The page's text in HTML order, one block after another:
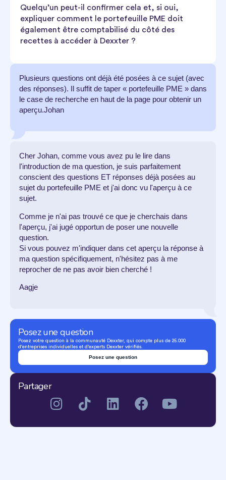
Quelqu’un peut-il confirmer cela et, si oui,
expliquer comment le portefeuille PME doit
également être comptabilisé du côté des
recettes à accéder à Dexxter ?
Plusieurs questions ont déjà été posées à ce sujet (avec
des réponses). Il suffit de taper « portefeuille PME » dans
le case de recherche en haut de la page pour obtenir un
aperçu.Johan
Cher Johan, comme vous avez pu le lire dans
l'introduction de ma question, je suis parfaitement
conscient des questions ET réponses déjà posées au
sujet du portefeuille PME et j'ai donc vu l'aperçu à ce
sujet.
Comme je n'ai pas trouvé ce que je cherchais dans
l'aperçu, j'ai jugé opportun de poser une nouvelle
question.
Si vous pouvez m'indiquer dans cet aperçu la réponse à
ma question spécifiquement, n'hésitez pas à me
reprocher de ne pas avoir bien cherché !
Aagje
Posez une question
Posez votre question à la communauté Dexxter, qui compte plus de 25.000
d'entreprises individuelles et d'experts Dexxter vérifiés.
Posez une question
Partager